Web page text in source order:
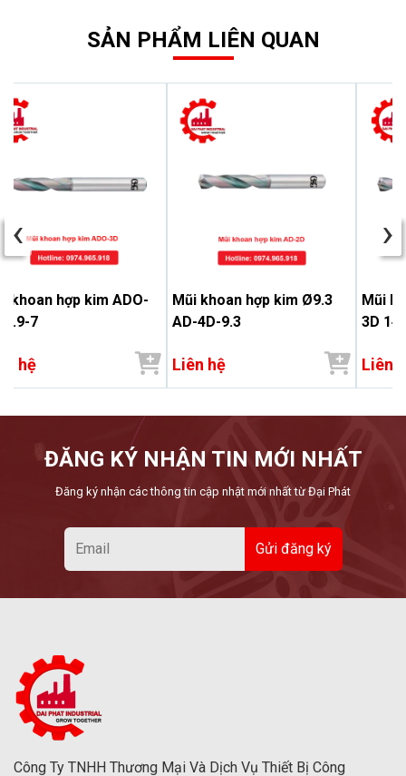
SẢN PHẨM LIÊN QUAN
khoan hợp kim ADO-
6.9-7
hệ
Mũi khoan hợp kim Ø9.3
AD-4D-9.3
Liên hệ
Mũi
3D
Liên
‹ ›
ĐĂNG KÝ NHẬN TIN MỚI NHẤT
Đăng ký nhận các thông tin cập nhật mới nhất từ Đại Phát
Công Ty TNHH Thương Mại Và Dịch Vụ Thiết Bị Công